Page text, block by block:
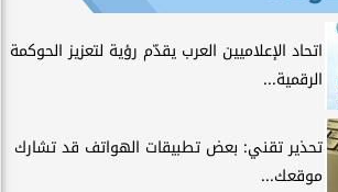
اتحاد الإعلاميين العرب يقدّم رؤية لتعزيز الحوكمة
الرقمية...
تحذير تقني: بعض تطبيقات الهواتف قد تشارك
موقعك...